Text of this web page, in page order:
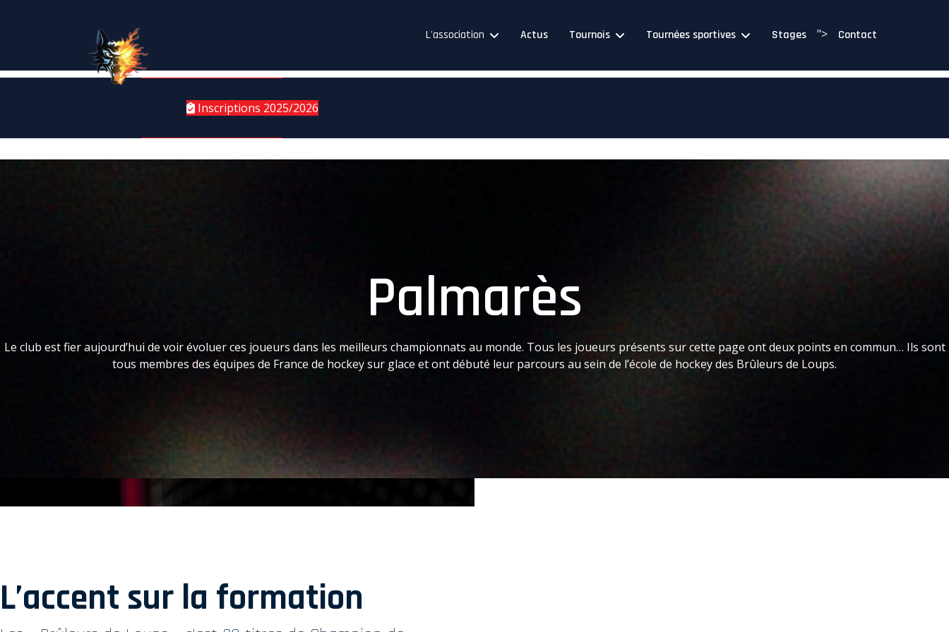
L'association Actus Tournois Tournées sportives Stages "> Contact
Inscriptions 2025/2026
Palmarès
Le club est fier aujourd’hui de voir évoluer ces joueurs dans les meilleurs championnats au monde. Tous les joueurs présents sur cette page ont deux points en commun… Ils sont
tous membres des équipes de France de hockey sur glace et ont débuté leur parcours au sein de l’école de hockey des Brûleurs de Loups.
L’accent sur la formation